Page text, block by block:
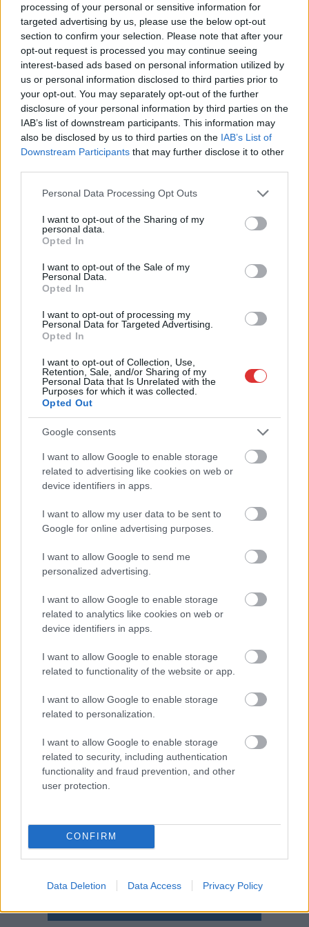
processing of your personal or sensitive information for
targeted advertising by us, please use the below opt-out
section to confirm your selection. Please note that after your
opt-out request is processed you may continue seeing
interest-based ads based on personal information utilized by
us or personal information disclosed to third parties prior to
your opt-out. You may separately opt-out of the further
disclosure of your personal information by third parties on the
IAB’s list of downstream participants. This information may
also be disclosed by us to third parties on the IAB’s List of
Downstream Participants that may further disclose it to other
Please note that this website/app uses one or more Google
not limited to your visit or usage behaviour. You may click to
grant or deny consent to Google and its third-party tags to
use your data for below specified purposes in below Google
consent section.
Personal Data Processing Opt Outs
I want to opt-out of the Sharing of my
personal data.
Opted In
I want to opt-out of the Sale of my
Personal Data.
Opted In
I want to opt-out of processing my
Personal Data for Targeted Advertising.
Opted In
I want to opt-out of Collection, Use,
Retention, Sale, and/or Sharing of my
Personal Data that Is Unrelated with the
Purposes for which it was collected.
Opted Out
Google consents
I want to allow Google to enable storage
related to advertising like cookies on web or
device identifiers in apps.
I want to allow my user data to be sent to
Google for online advertising purposes.
I want to allow Google to send me
personalized advertising.
I want to allow Google to enable storage
related to analytics like cookies on web or
device identifiers in apps.
I want to allow Google to enable storage
related to functionality of the website or app.
I want to allow Google to enable storage
related to personalization.
I want to allow Google to enable storage
related to security, including authentication
functionality and fraud prevention, and other
user protection.
CONFIRM
Data Deletion Data Access Privacy Policy
a pártok képviselőivel
állt szóba. A pedagógus
szakszervezetek
egyáltalán nem is
kaptak szót, ezek után
nem nagyon maradtak
illúzióik az „egyeztetés”
eredményességével kapcsolatban.
TOVÁBB OLVASOM
Pintérék bizonygatják, hogy az
nem létező szervezettel
2022.09.14.
A belügyminiszter
sebtében igyekszik
márpedig ők fontos
szakmai szervezetekkel
egyik napról a másikra
átírták az abortusszal
kapcsolatos szabályokat. Egyetlen bökkenő, hogy a
Bábaszövetség, amire többször is hivatkoznak, évek óta nem
is létezik. Az Országos Bábaszövetség is elfogadta az
Egészségügyi Közlöny című, a Belügyminisztérium által
kiadott lapban – szúrta ki a 444.hu. A hivatalos lapban hétfőn
tették közzé a várandóssággal kapcsolatos új irányelveket,
amiknek egyike az a nagy vihart keltett belügyminiszteri
előtt meg kell mutatni a…
TOVÁBB OLVASOM
Magyarország bábaszövetség,egyeztetés,pintér